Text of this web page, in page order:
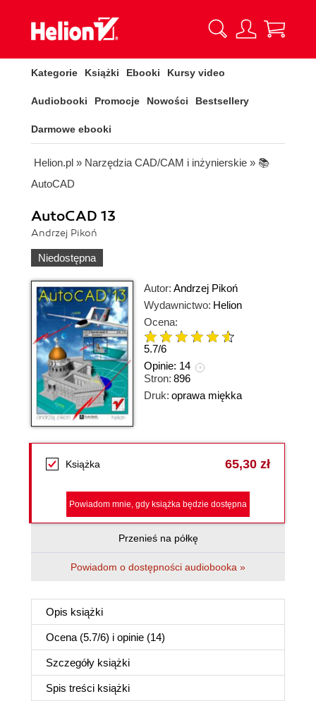
Kategorie Książki Ebooki Kursy video
Audiobooki Promocje Nowości Bestsellery
Darmowe ebooki
Helion.pl » Narzędzia CAD/CAM i inżynierskie » 📚
AutoCAD
AutoCAD 13
Andrzej Pikoń
Niedostępna
Autor: Andrzej Pikoń
Wydawnictwo: Helion
Ocena:
5.7/6
Opinie: 14
Stron: 896
Druk: oprawa miękka
Książka 65,30 zł
Powiadom mnie, gdy książka będzie dostępna
Przenieś na półkę
Powiadom o dostępności audiobooka »
Opis książki
Ocena (5.7/6) i opinie (14)
Szczegóły książki
Spis treści książki